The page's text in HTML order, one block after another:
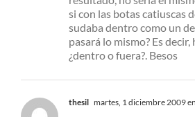
si con las botas catiuscas
sudaba dentro como un
pasará lo mismo? Es
¿dentro o fuera?. Besos
thesil martes, 1 diciembre 2009